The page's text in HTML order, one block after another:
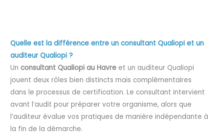
Quelle est la différence entre un consultant Qualiopi et un
auditeur Qualiopi ?
Unconsultant Qualiopi au Havre et un auditeur Qualiopi
jouent deux rôles bien distincts mais complémentaires
dans le processus de certification. Le consultant intervient
avant l’audit pour préparer votre organisme, alors que
l’auditeur évalue vos pratiques de manière indépendante à
la fin de la démarche.